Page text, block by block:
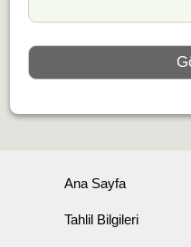
Ana Sayfa
Tahlil Bilgileri